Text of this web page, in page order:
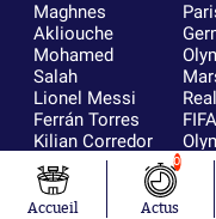
Maghnes
Akliouche
Mohamed
Salah
Lionel Messi
Ferrán Torres
Kilian Corredor
Franco
Mastantuono
Orel Mangala
FIFA
Accueil
0
Actus